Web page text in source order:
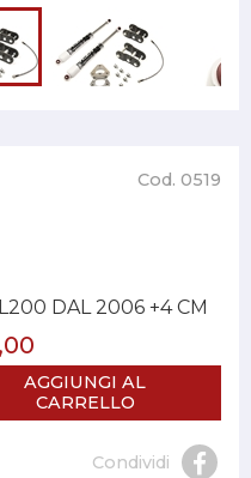
Cod. 0519
DAL 2006 +4 CM
AGGIUNGI AL
CARRELLO
Condividi